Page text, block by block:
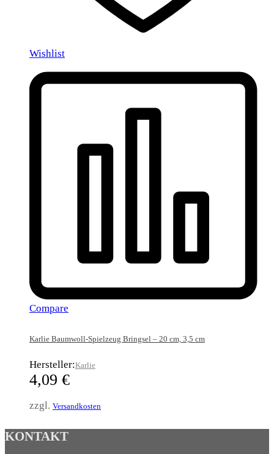
Wishlist
Compare
Karlie Baumwoll-Spielzeug Bringsel – 20 cm, 3,5 cm
Hersteller:Karlie
4,09 €
zzgl. Versandkosten
KONTAKT